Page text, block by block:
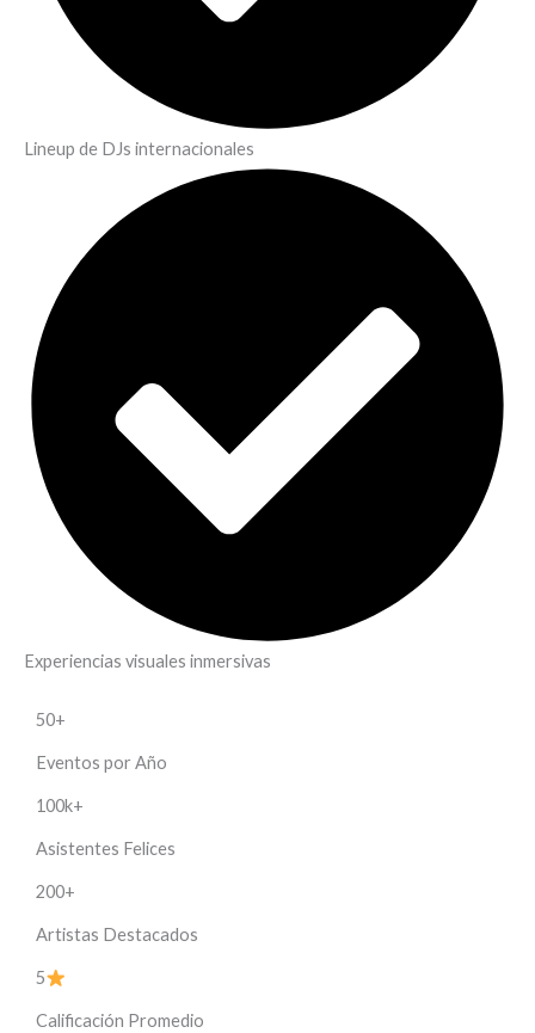
Lineup de DJs internacionales
Experiencias visuales inmersivas
50+
Eventos por Año
100k+
Asistentes Felices
200+
Artistas Destacados
5
Calificación Promedio